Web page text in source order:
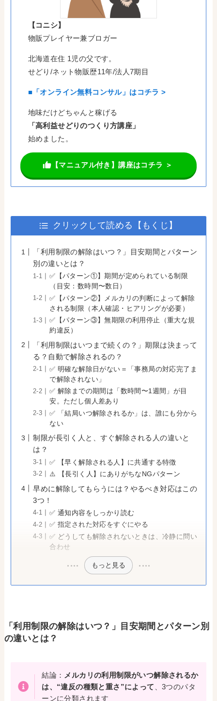
【コニシ】
物販プレイヤー兼ブロガー
北海道在住 1児の父です。
せどり/ネット物販歴11年/法人7期目
■「オンライン無料コンサル」はコチラ >
地味だけどちゃんと稼げる
「高利益せどりのつくり方講座」
始めました。
【マニュアル付き】講座はコチラ ＞
クリックして読める【もくじ】
「利用制限の解除はいつ？」目安期間とパターン
別の違いとは？
✅【パターン①】期間が定められている制限
（目安：数時間〜数日）
✅【パターン②】メルカリの判断によって解除
される制限（本人確認・ヒアリングが必要）
✅【パターン③】無期限の利用停止（重大な規
約違反）
「利用制限はいつまで続くの？」期限は決まって
る？自動で解除されるの？
✅ 明確な解除日がない＝「事務局の対応完了ま
で解除されない」
✅ 解除までの期間は「数時間〜1週間」が目
安。ただし個人差あり
✅ 「結局いつ解除されるか」は、誰にも分から
ない
制限が長引く人と、すぐ解除される人の違いと
は？
✅ 【早く解除される人】に共通する特徴
⚠️ 【長引く人】にありがちなNGパターン
早めに解除してもらうには？やるべき対応はこの
3つ！
✅ 通知内容をしっかり読む
✅ 指定された対応をすぐにやる
✅ どうしても解除されないときは、冷静に問い
合わせ
もっと見る
「利用制限の解除はいつ？」目安期間とパターン別
の違いとは？
結論： メルカリの利用制限がいつ解除されるか
は、“違反の種類と重さ”によって 、3つのパタ
ーンに分類されます